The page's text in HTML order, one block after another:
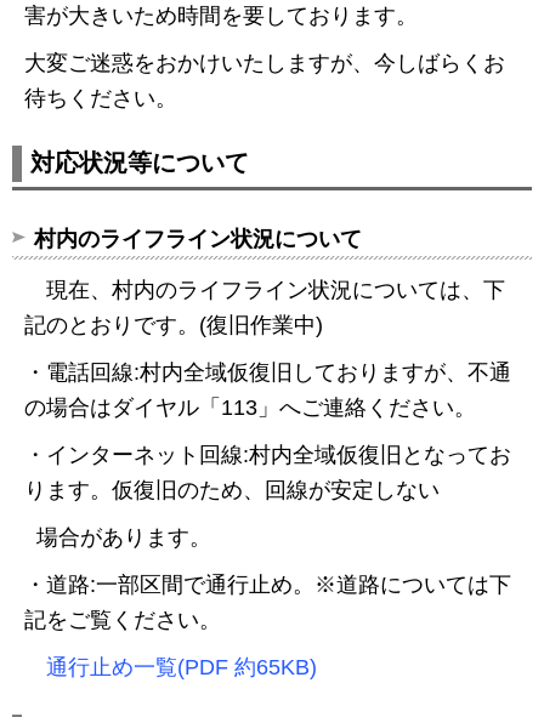
害が大きいため時間を要しております。
大変ご迷惑をおかけいたしますが、今しばらくお
待ちください。
対応状況等について
村内のライフライン状況について
現在、村内のライフライン状況については、下
記のとおりです。(復旧作業中)
・電話回線:村内全域仮復旧しておりますが、不通
の場合はダイヤル「113」へご連絡ください。
・インターネット回線:村内全域仮復旧となってお
ります。仮復旧のため、回線が安定しない
場合があります。
・道路:一部区間で通行止め。※道路については下
記をご覧ください。
通行止め一覧(PDF 約65KB)